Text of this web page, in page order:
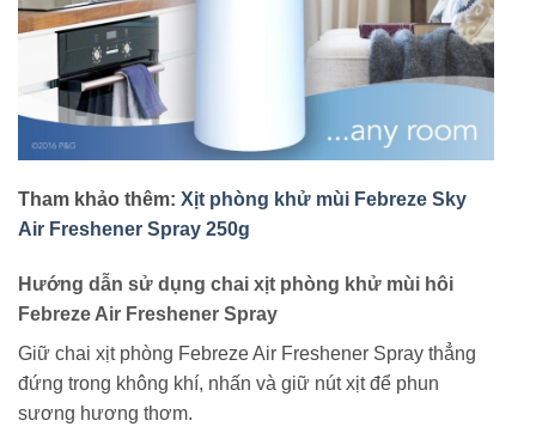
Tham khảo thêm: Xịt phòng khử mùi Febreze Sky
Air Freshener Spray 250g
Hướng dẫn sử dụng chai xịt phòng khử mùi hôi
Febreze Air Freshener Spray
Giữ chai xịt phòng Febreze Air Freshener Spray thẳng
đứng trong không khí, nhấn và giữ nút xịt để phun
sương hương thơm.